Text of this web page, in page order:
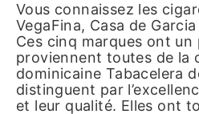
Vous connaissez les
VegaFina, Casa de
Ces cinq marques ont
proviennent toutes de la
dominicaine Tabacelera
distinguent par
et leur qualité. Elles ont